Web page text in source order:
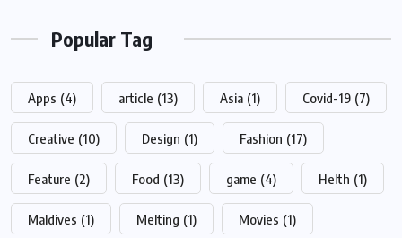
Popular Tag
Apps (4) article (13) Asia (1) Covid-19 (7)
Creative (10) Design (1) Fashion (17)
Feature (2) Food (13) game (4) Helth (1)
Maldives (1) Melting (1) Movies (1)